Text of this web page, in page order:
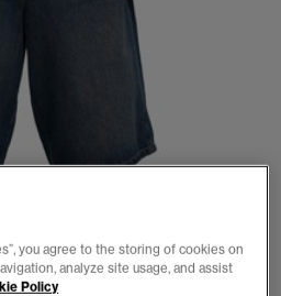
you agree to the storing of cookies on
analyze site usage, and assist
Policy